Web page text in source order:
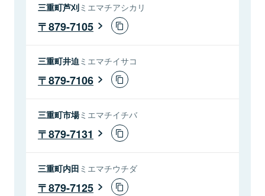
三重町芦刈ミエマチアシカリ
879-7105
三重町井迫 ミエマチイサコ
879-7106
三重町市場ミエマチイチバ
879-7131
三重町内田 ミエマチウチダ
879-7125